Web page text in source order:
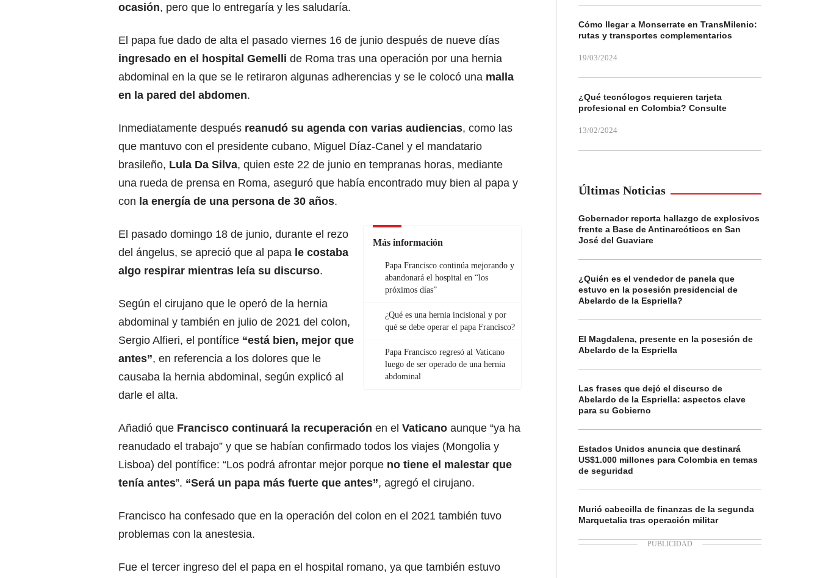
ocasión, pero que lo entregaría y les saludaría.
El papa fue dado de alta el pasado viernes 16 de junio después de nueve días
ingresado en el hospital Gemelli de Roma tras una operación por una hernia
abdominal en la que se le retiraron algunas adherencias y se le colocó una malla
en la pared del abdomen.
Inmediatamente después reanudó su agenda con varias audiencias, como las
que mantuvo con el presidente cubano, Miguel Díaz-Canel y el mandatario
brasileño, Lula Da Silva, quien este 22 de junio en tempranas horas, mediante
una rueda de prensa en Roma, aseguró que había encontrado muy bien al papa y
con la energía de una persona de 30 años.
Más información
Papa Francisco continúa mejorando y
abandonará el hospital en “los
próximos días”
¿Qué es una hernia incisional y por
qué se debe operar el papa Francisco?
Papa Francisco regresó al Vaticano
luego de ser operado de una hernia
abdominal
El pasado domingo 18 de junio, durante el rezo
del ángelus, se apreció que al papa le costaba
algo respirar mientras leía su discurso.
Según el cirujano que le operó de la hernia
abdominal y también en julio de 2021 del colon,
Sergio Alfieri, el pontífice “está bien, mejor que
antes”, en referencia a los dolores que le
causaba la hernia abdominal, según explicó al
darle el alta.
Añadió que Francisco continuará la recuperación en el Vaticano aunque “ya ha
reanudado el trabajo” y que se habían confirmado todos los viajes (Mongolia y
Lisboa) del pontífice: “Los podrá afrontar mejor porque no tiene el malestar que
tenía antes”. “Será un papa más fuerte que antes”, agregó el cirujano.
Francisco ha confesado que en la operación del colon en el 2021 también tuvo
problemas con la anestesia.
Fue el tercer ingreso del el papa en el hospital romano, ya que también estuvo
Cómo llegar a Monserrate en TransMilenio:
rutas y transportes complementarios
19/03/2024
¿Qué tecnólogos requieren tarjeta
profesional en Colombia? Consulte
13/02/2024
Últimas Noticias
Gobernador reporta hallazgo de explosivos
frente a Base de Antinarcóticos en San
José del Guaviare
¿Quién es el vendedor de panela que
estuvo en la posesión presidencial de
Abelardo de la Espriella?
El Magdalena, presente en la posesión de
Abelardo de la Espriella
Las frases que dejó el discurso de
Abelardo de la Espriella: aspectos clave
para su Gobierno
Estados Unidos anuncia que destinará
US$1.000 millones para Colombia en temas
de seguridad
Murió cabecilla de finanzas de la segunda
Marquetalia tras operación militar